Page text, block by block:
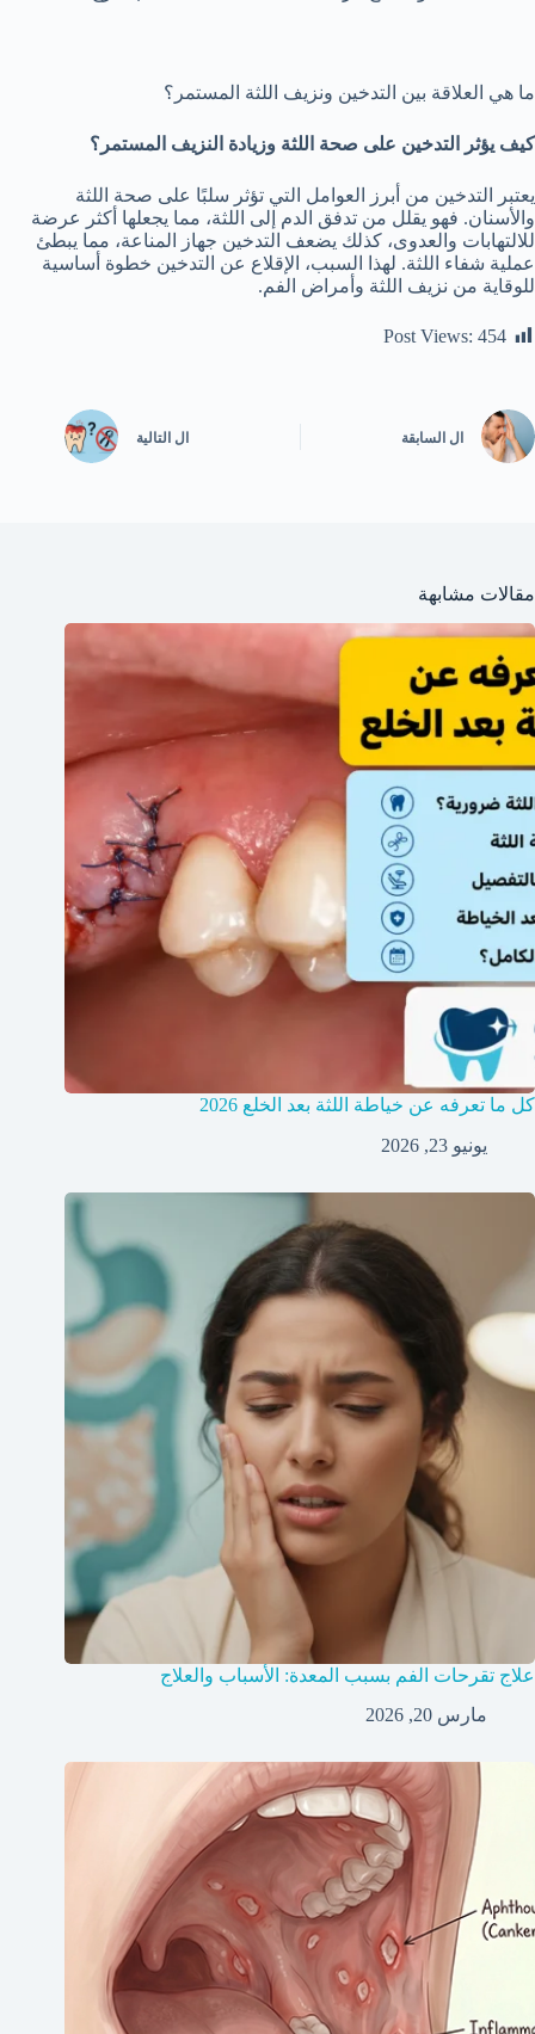
ما هي العلاقة بين التدخين ونزيف اللثة المستمر؟
كيف يؤثر التدخين على صحة اللثة وزيادة النزيف المستمر؟
يعتبر التدخين من أبرز العوامل التي تؤثر سلبًا على صحة اللثة
والأسنان. فهو يقلل من تدفق الدم إلى اللثة، مما يجعلها أكثر عرضة
للالتهابات والعدوى، كذلك يضعف التدخين جهاز المناعة، مما يبطئ
عملية شفاء اللثة. لهذا السبب، الإقلاع عن التدخين خطوة أساسية
للوقاية من نزيف اللثة وأمراض الفم.
Post Views: 454
ال السابقة ال التالية
مقالات مشابهة
كل ما تعرفه عن خياطة اللثة بعد الخلع 2026
يونيو 23, 2026
علاج تقرحات الفم بسبب المعدة: الأسباب والعلاج
مارس 20, 2026